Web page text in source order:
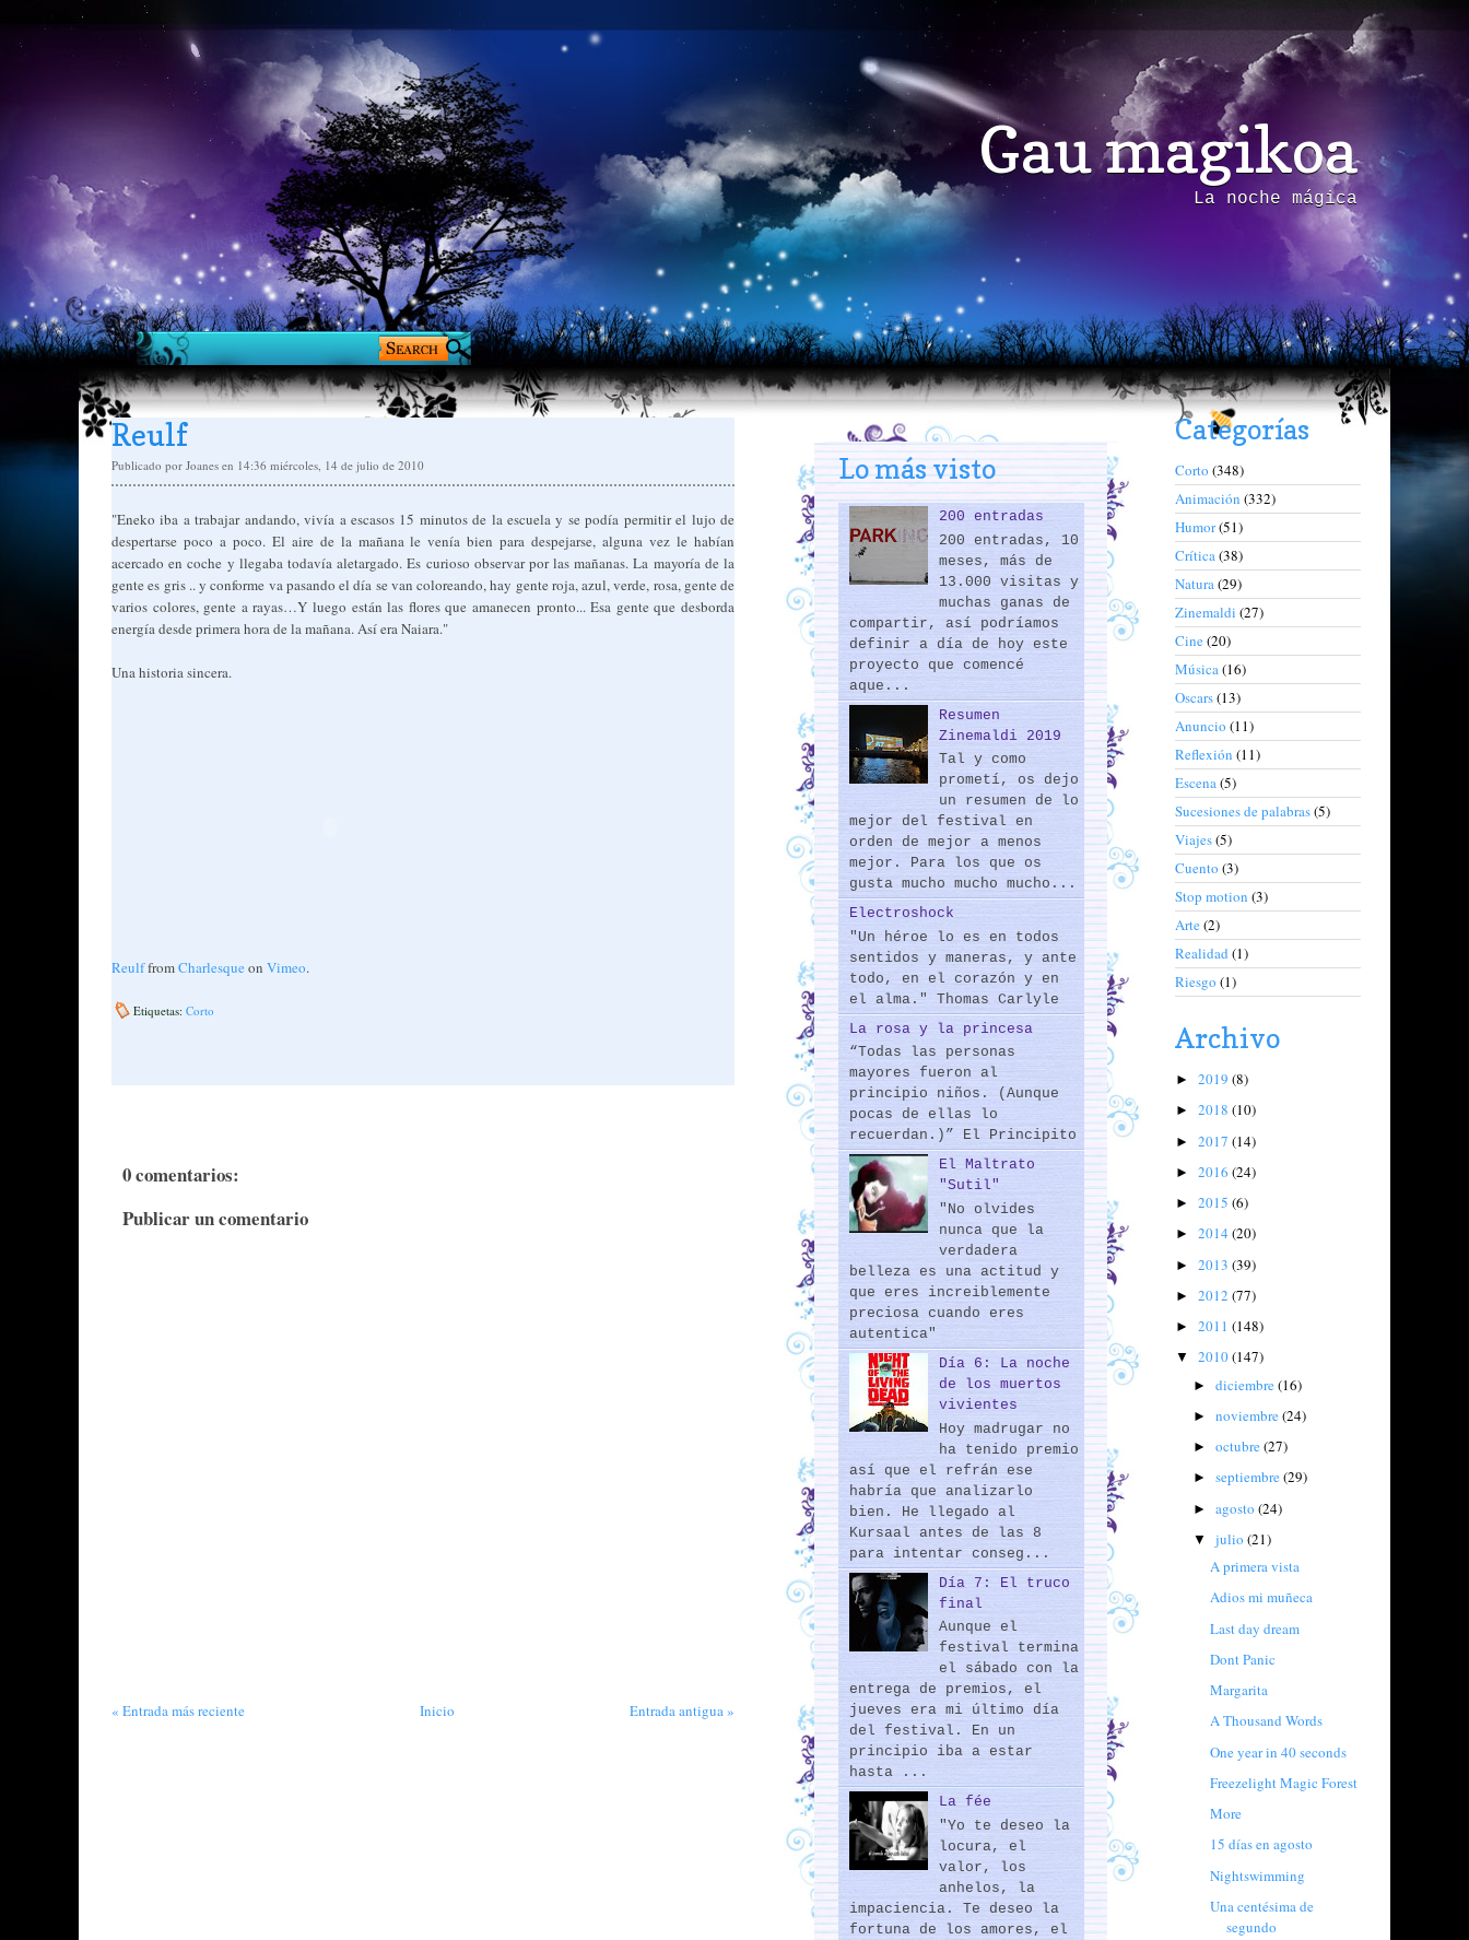
Gau magikoa
La noche mágica
Reulf
Publicado por Joanes en 14:36 miércoles, 14 de julio de 2010
"Eneko iba a trabajar andando, vivía a escasos 15 minutos de la escuela y se podía permitir el lujo de
despertarse poco a poco. El aire de la mañana le venía bien para despejarse, alguna vez le habían
acercado en coche y llegaba todavía aletargado. Es curioso observar por las mañanas. La mayoría de la
gente es gris .. y conforme va pasando el día se van coloreando, hay gente roja, azul, verde, rosa, gente de
varios colores, gente a rayas…Y luego están las flores que amanecen pronto... Esa gente que desborda
energía desde primera hora de la mañana. Así era Naiara."
Una historia sincera.
ReulffromCharlesque on Vimeo.
Etiquetas: Corto
0 comentarios:
Publicar un comentario
« Entrada más reciente Entrada antigua »
Inicio
Lo más visto
200 entradas
200 entradas, 10
meses, más de
13.000 visitas y
muchas ganas de
compartir, así podríamos
definir a día de hoy este
proyecto que comencé
aque...
Resumen
Zinemaldi 2019
Tal y como
prometí, os dejo
un resumen de lo
mejor del festival en
orden de mejor a menos
mejor. Para los que os
gusta mucho mucho mucho...
Electroshock
"Un héroe lo es en todos
sentidos y maneras, y ante
todo, en el corazón y en
el alma." Thomas Carlyle
La rosa y la princesa
“Todas las personas
mayores fueron al
principio niños. (Aunque
pocas de ellas lo
recuerdan.)” El Principito
El Maltrato
"Sutil"
"No olvides
nunca que la
verdadera
belleza es una actitud y
que eres increiblemente
preciosa cuando eres
autentica"
Día 6: La noche
de los muertos
vivientes
Hoy madrugar no
ha tenido premio
así que el refrán ese
habría que analizarlo
bien. He llegado al
Kursaal antes de las 8
para intentar conseg...
Día 7: El truco
final
Aunque el
festival termina
el sábado con la
entrega de premios, el
jueves era mi último día
del festival. En un
principio iba a estar
hasta ...
La fée
"Yo te deseo la
locura, el
valor, los
anhelos, la
impaciencia. Te deseo la
fortuna de los amores, el
Categorías
Corto (348)
Animación (332)
Humor(51)
Crítica(38)
Natura(29)
Zinemaldi (27)
Cine(20)
Música(16)
Oscars(13)
Anuncio (11)
Reflexión (11)
Escena(5)
Sucesiones de palabras(5)
Viajes(5)
Cuento (3)
Stop motion (3)
Arte(2)
Realidad (1)
Riesgo (1)
Archivo
► 2019 (8)
► 2018 (10)
► 2017 (14)
► 2016 (24)
► 2015 (6)
► 2014 (20)
► 2013 (39)
► 2012 (77)
► 2011 (148)
▼ 2010(147)
► diciembre(16)
► noviembre(24)
► octubre(27)
► septiembre(29)
► agosto (24)
▼ julio (21)
A primera vista
Adios mi muñeca
Last day dream
Dont Panic
Margarita
A Thousand Words
One year in 40 seconds
Freezelight Magic Forest
More
15 días en agosto
Nightswimming
Una centésima de
segundo